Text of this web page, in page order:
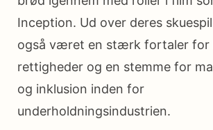
Inception. Ud over deres
også været en stærk fortaler for
rettigheder og en stemme for
og inklusion inden for
underholdningsindustrien.